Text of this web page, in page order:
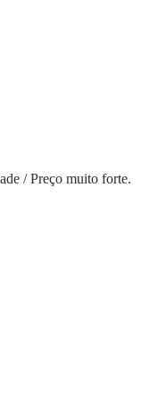
/ Preço muito forte.